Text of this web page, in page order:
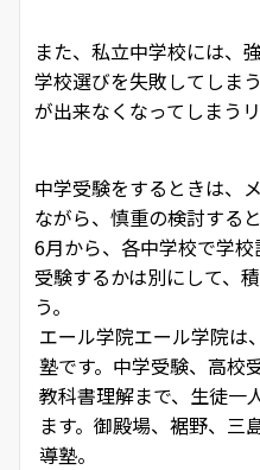
また、私立中学校には、
学校選びを失敗してしま
が出来なくなってしまう
中学受験をするときは、
ながら、慎重の検討する
6月から、各中学校で学校
受験するかは別にして、
う。
エール学院エール学院は
塾です。中学受験、高校
教科書理解まで、生徒一
ます。御殿場、裾野、三
導塾。